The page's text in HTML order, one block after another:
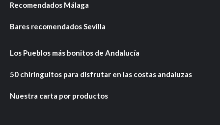
Recomendados Málaga
Bares recomendados Sevilla
Los Pueblos más bonitos de Andalucía
50 chiringuitos para disfrutar en las costas andaluzas
Nuestra carta por productos